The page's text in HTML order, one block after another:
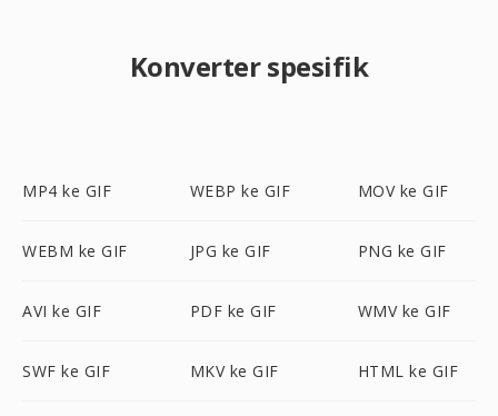
Konverter spesifik
MP4 ke GIF WEBP ke GIF MOV ke GIF
WEBM ke GIF JPG ke GIF PNG ke GIF
AVI ke GIF PDF ke GIF WMV ke GIF
SWF ke GIF MKV ke GIF HTML ke GIF